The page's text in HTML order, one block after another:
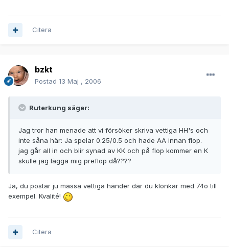
Citera
bzkt
Postad 13 Maj , 2006
Ruterkung säger:
Jag tror han menade att vi försöker skriva vettiga HH's och
inte såna här: Ja spelar 0.25/0.5 och hade AA innan flop.
jag går all in och blir synad av KK och på flop kommer en K
skulle jag lägga mig preflop då????
Ja, du postar ju massa vettiga händer där du klonkar med 74o till
exempel. Kvalité!
Citera